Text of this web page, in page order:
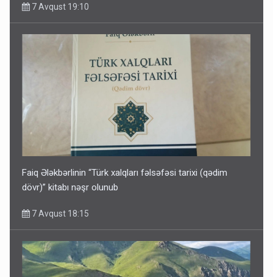
7 Avqust 19:10
Faiq Ələkbərlinin “Türk xalqları fəlsəfəsi tarixi (qədim
dövr)” kitabı nəşr olunub
7 Avqust 18:15